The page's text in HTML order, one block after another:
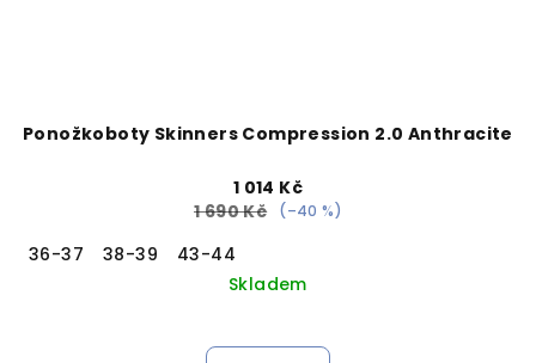
Ponožkoboty Skinners Compression 2.0 Anthracite
1 014 Kč
1 690 Kč
(–40 %)
36-37 38-39
43-44
Skladem